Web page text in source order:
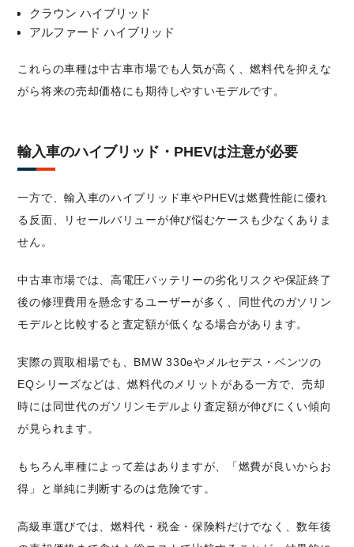
クラウン ハイブリッド
アルファード ハイブリッド
これらの車種は中古車市場でも人気が高く、燃料代を抑えな
がら将来の売却価格にも期待しやすいモデルです。
輸入車のハイブリッド・PHEVは注意が必要
一方で、輸入車のハイブリッド車やPHEVは燃費性能に優れ
る反面、リセールバリューが伸び悩むケースも少なくありま
せん。
中古車市場では、高電圧バッテリーの劣化リスクや保証終了
後の修理費用を懸念するユーザーが多く、同世代のガソリン
モデルと比較すると査定額が低くなる場合があります。
実際の買取相場でも、BMW 330eやメルセデス・ベンツの
EQシリーズなどは、燃料代のメリットがある一方で、売却
時には同世代のガソリンモデルより査定額が伸びにくい傾向
が見られます。
もちろん車種によって差はありますが、「燃費が良いからお
得」と単純に判断するのは危険です。
高級車選びでは、燃料代・税金・保険料だけでなく、数年後